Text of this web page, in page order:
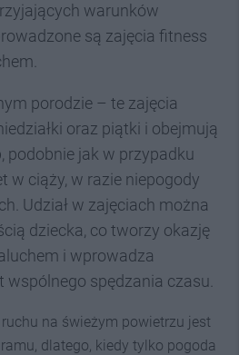
warunków
są zajęcia fitness
porodzie – te zajęcia
oraz piątki i obejmują
podobnie jak w przypadku
w ciąży, w razie niepogody
Udział w zajęciach można
dziecka, co tworzy okazję
i wprowadza
spędzania czasu.
na świeżym powietrzu jest
dlatego, kiedy tylko pogoda